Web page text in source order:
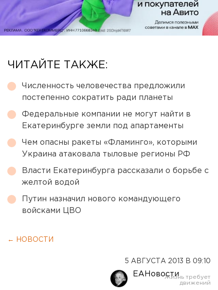
ЧИТАЙТЕ ТАКЖЕ:
Численность человечества предложили
постепенно сократить ради планеты
Федеральные компании не могут найти в
Екатеринбурге земли под апартаменты
Чем опасны ракеты «Фламинго», которыми
Украина атаковала тыловые регионы РФ
Власти Екатеринбурга рассказали о борьбе с
желтой водой
Путин назначил нового командующего
войсками ЦВО
← НОВОСТИ
5 АВГУСТА 2013 В 09:10
ЕАНовости